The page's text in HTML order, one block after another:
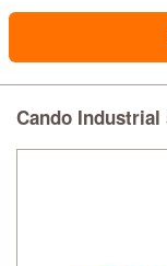
Cando Industrial